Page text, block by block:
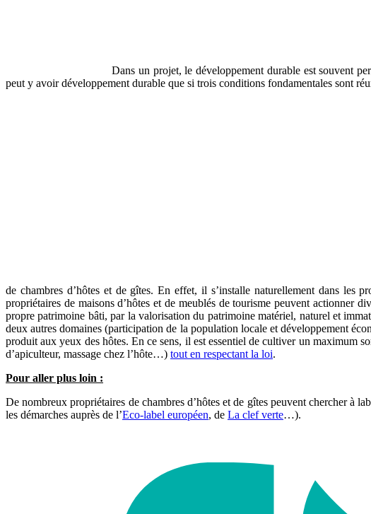
Dans un projet, le développement durable est souvent
peut y avoir développement durable que si trois conditions fondamentales sont
de chambres d’hôtes et de gîtes. En effet, il s’installe naturellement dans les
propriétaires de maisons d’hôtes et de meublés de tourisme peuvent actionner
propre patrimoine bâti, par la valorisation du patrimoine matériel, naturel et
deux autres domaines (participation de la population locale et développement
produit aux yeux des hôtes. En ce sens, il est essentiel de cultiver un maximum
d’apiculteur, massage chez l’hôte…) tout en respectant la loi.
Pour aller plus loin :
De nombreux propriétaires de chambres d’hôtes et de gîtes peuvent chercher à
les démarches auprès de l’Eco-label européen, de La clef verte…).